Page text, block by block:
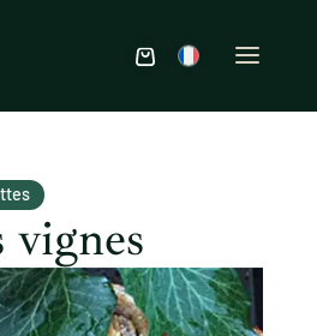
vignes